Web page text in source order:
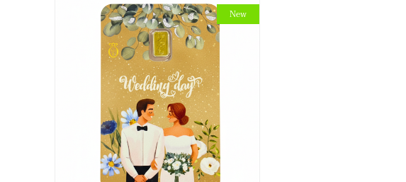
New